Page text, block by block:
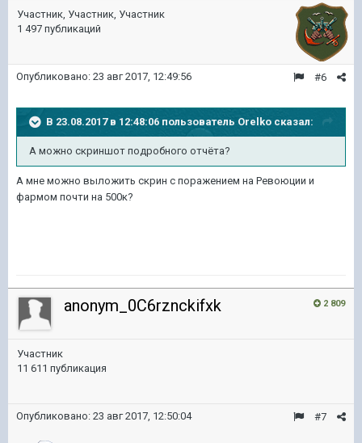
Участник, Участник, Участник
1 497 публикаций
#6
Опубликовано: 23 авг 2017, 12:49:56
В 23.08.2017 в 12:48:06 пользователь Orelko сказал:
А можно скриншот подробного отчёта?
А мне можно выложить скрин с поражением на Ревоюции и
фармом почти на 500к?
2 809
anonym_0C6rznckifxk
Участник
11 611 публикация
#7
Опубликовано: 23 авг 2017, 12:50:04